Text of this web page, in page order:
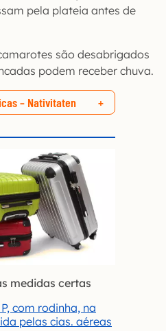
pela plateia antes de
são desabrigados
podem receber chuva.
– Nativitaten
medidas certas
com rodinha, na
pelas cias. aéreas